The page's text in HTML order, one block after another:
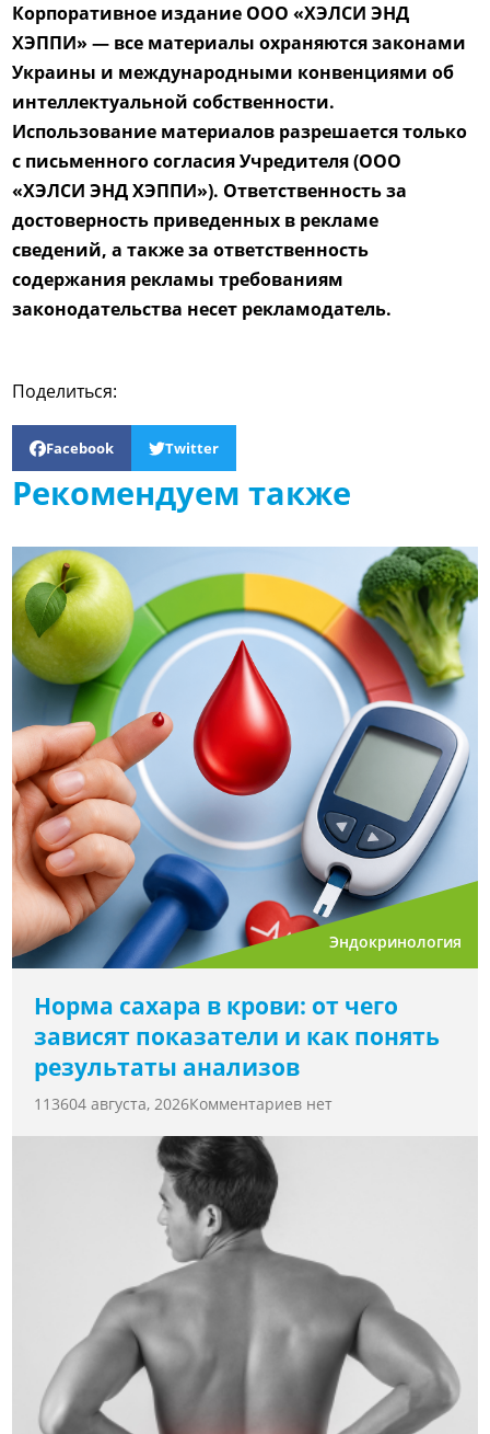
Рекомендуем также
Эндокринология
Норма сахара в крови: от чего
зависят показатели и как понять
результаты анализов
113604 августа, 2026Комментариев нет
Корпоративное издание ООО «ХЭЛСИ ЭНД
ХЭППИ» — все материалы охраняются законами
Украины и международными конвенциями об
интеллектуальной собственности.
Использование материалов разрешается только
с письменного согласия Учредителя (ООО
«ХЭЛСИ ЭНД ХЭППИ»). Ответственность за
достоверность приведенных в рекламе
сведений, а также за ответственность
содержания рекламы требованиям
законодательства несет рекламодатель.
Поделиться:
Facebook Twitter